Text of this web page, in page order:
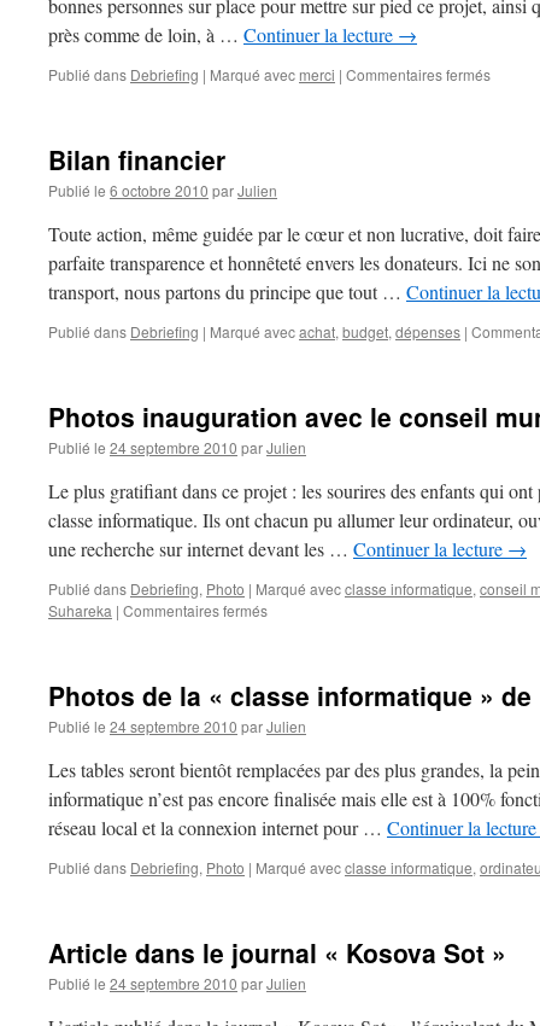
bonnes personnes sur place pour mettre sur pied ce projet,
près comme de loin, à … Continuer la lecture →
Publié dans Debriefing | Marqué avec merci | Commentaires ferméssur
Bilan financier
Publié le 6 octobre 2010 parJulien
Toute action, même guidée par le cœur et non lucrative, doit
parfaite transparence et honnêteté envers les donateurs. Ici ne
transport, nous partons du principe que tout … Continuer la
Publié dans Debriefing | Marqué avecachat, budget, dépenses |
Photos inauguration avec le conseil
Publié le 24 septembre 2010 parJulien
Le plus gratifiant dans ce projet : les sourires des enfants qui
classe informatique. Ils ont chacun pu allumer leur ordinateur,
une recherche sur internet devant les … Continuer la lecture →
Publié dans Debriefing, Photo | Marqué avecclasse informatique, conseil
Suhareka | Commentaires ferméssur
le
conseil
municipal
et
les
enfants
Photos de la « classe informatique » de
Publié le 24 septembre 2010 parJulien
Les tables seront bientôt remplacées par des plus grandes, la
informatique n’est pas encore finalisée mais elle est à 100%
réseau local et la connexion internet pour … Continuer la lecture
Publié dans Debriefing, Photo | Marqué avecclasse informatique,
Article dans le journal « Kosova Sot »
Publié le 24 septembre 2010 parJulien